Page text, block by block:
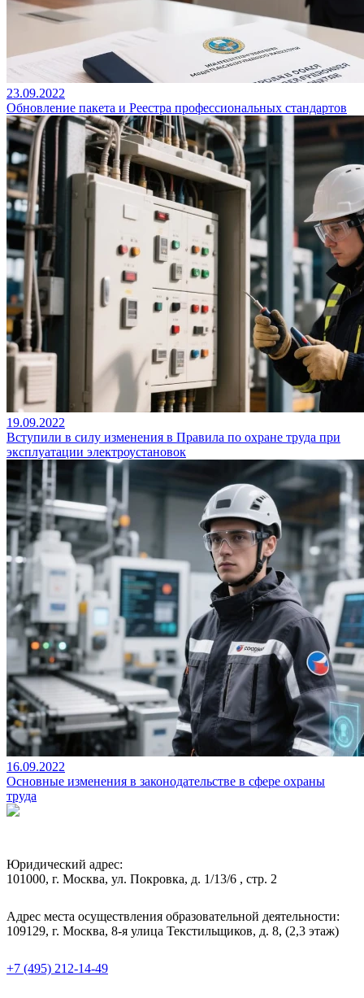
23.09.2022
Обновление пакета и Реестра профессиональных стандартов
19.09.2022
Вступили в силу изменения в Правила по охране труда при
эксплуатации электроустановок
16.09.2022
Основные изменения в законодательстве в сфере охраны
труда
Юридический адрес:
101000, г. Москва, ул. Покровка, д. 1/13/6 , стр. 2
Адрес места осуществления образовательной деятельности:
109129, г. Москва, 8-я улица Текстильщиков, д. 8, (2,3 этаж)
+7 (495) 212-14-49